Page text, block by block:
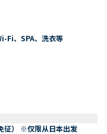
Fi、SPA、洗衣等
征） ※仅限从日本出发